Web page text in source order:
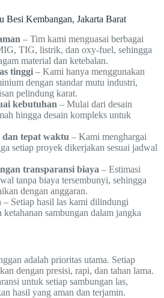
Besi Kembangan, Jakarta Barat
– Tim kami menguasai berbagai
TIG, listrik, dan oxy-fuel, sehingga
material dan ketebalan.
tinggi – Kami hanya menggunakan
dengan standar mutu industri,
pelindung karat.
kebutuhan – Mulai dari desain
hingga desain kompleks untuk
dan tepat waktu – Kami menghargai
setiap proyek dikerjakan sesuai jadwal
transparansi biaya – Estimasi
tanpa biaya tersembunyi, sehingga
dengan anggaran.
– Setiap hasil las kami dilindungi
ketahanan sambungan dalam jangka
adalah prioritas utama. Setiap
dengan presisi, rapi, dan tahan lama.
untuk setiap sambungan las,
hasil yang aman dan terjamin.